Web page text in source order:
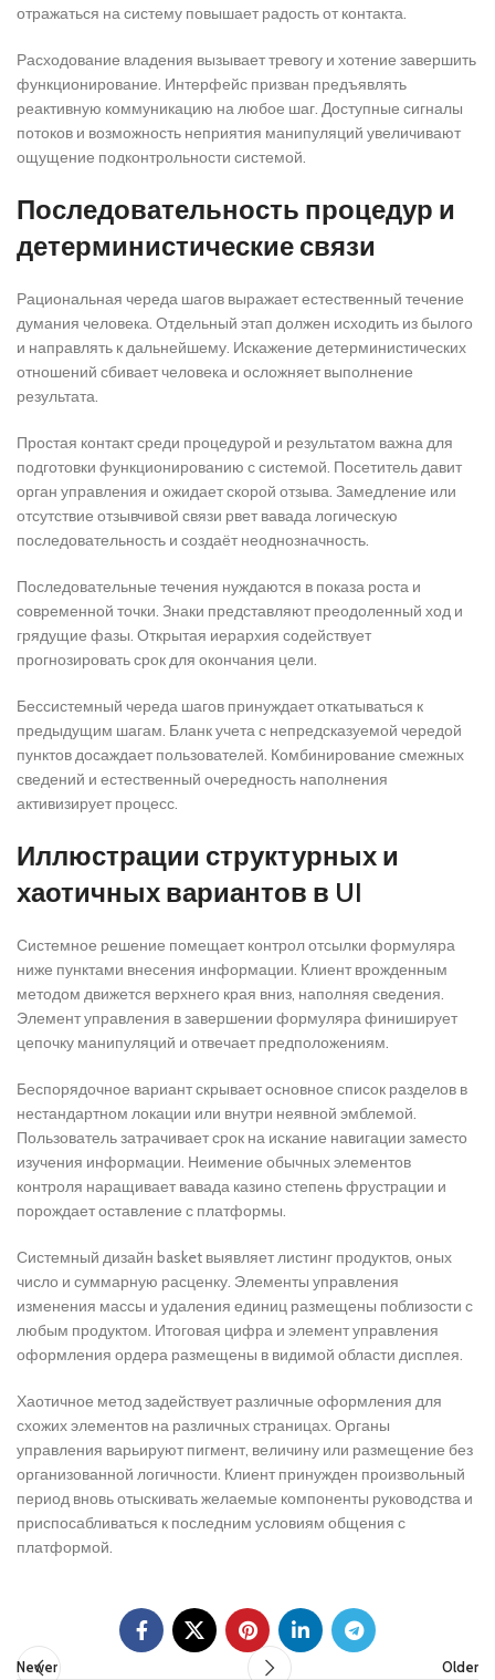
отражаться на систему повышает радость от контакта.
Расходование владения вызывает тревогу и хотение завершить
функционирование. Интерфейс призван предъявлять
реактивную коммуникацию на любое шаг. Доступные сигналы
потоков и возможность неприятия манипуляций увеличивают
ощущение подконтрольности системой.
Последовательность процедур и
детерминистические связи
Рациональная череда шагов выражает естественный течение
думания человека. Отдельный этап должен исходить из былого
и направлять к дальнейшему. Искажение детерминистических
отношений сбивает человека и осложняет выполнение
результата.
Простая контакт среди процедурой и результатом важна для
подготовки функционированию с системой. Посетитель давит
орган управления и ожидает скорой отзыва. Замедление или
отсутствие отзывчивой связи рвет вавада логическую
последовательность и создаёт неоднозначность.
Последовательные течения нуждаются в показа роста и
современной точки. Знаки представляют преодоленный ход и
грядущие фазы. Открытая иерархия содействует
прогнозировать срок для окончания цели.
Бессистемный череда шагов принуждает откатываться к
предыдущим шагам. Бланк учета с непредсказуемой чередой
пунктов досаждает пользователей. Комбинирование смежных
сведений и естественный очередность наполнения
активизирует процесс.
Иллюстрации структурных и
хаотичных вариантов в UI
Системное решение помещает контрол отсылки формуляра
ниже пунктами внесения информации. Клиент врожденным
методом движется верхнего края вниз, наполняя сведения.
Элемент управления в завершении формуляра финиширует
цепочку манипуляций и отвечает предположениям.
Беспорядочное вариант скрывает основное список разделов в
нестандартном локации или внутри неявной эмблемой.
Пользователь затрачивает срок на искание навигации заместо
изучения информации. Неимение обычных элементов
контроля наращивает вавада казино степень фрустрации и
порождает оставление с платформы.
Системный дизайн basket выявляет листинг продуктов, оных
число и суммарную расценку. Элементы управления
изменения массы и удаления единиц размещены поблизости с
любым продуктом. Итоговая цифра и элемент управления
оформления ордера размещены в видимой области дисплея.
Хаотичное метод задействует различные оформления для
схожих элементов на различных страницах. Органы
управления варьируют пигмент, величину или размещение без
организованной логичности. Клиент принужден произвольный
период вновь отыскивать желаемые компоненты руководства и
приспосабливаться к последним условиям общения с
платформой.
Newer Older